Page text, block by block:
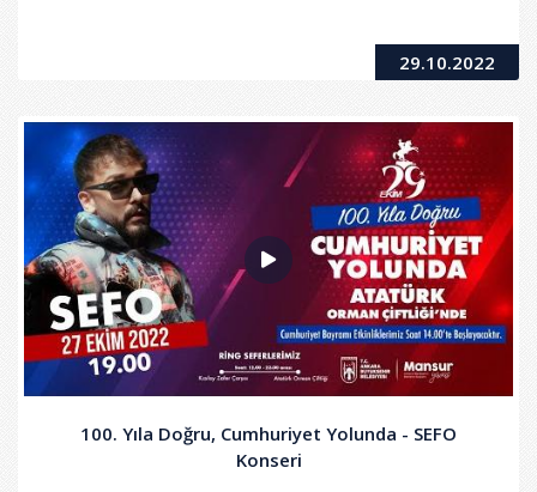
29.10.2022
100. Yıla Doğru, Cumhuriyet Yolunda - SEFO
Konseri